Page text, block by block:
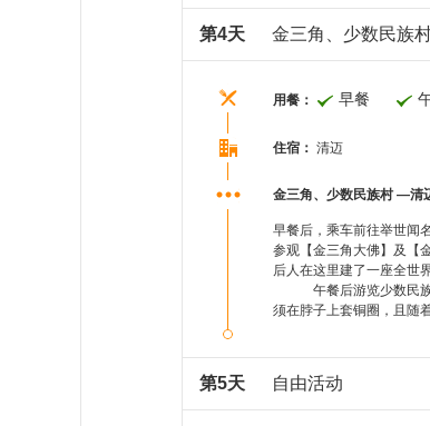
第4天 金三角、少数民族
用餐： 早餐
住宿： 清迈
金三角、少数民族村 —清
早餐后，乘车前往举世闻
参观【金三角大佛】及【
后人在这里建了一座全世
午餐后游览少数民族村
须在脖子上套铜圈，且随
第5天 自由活动